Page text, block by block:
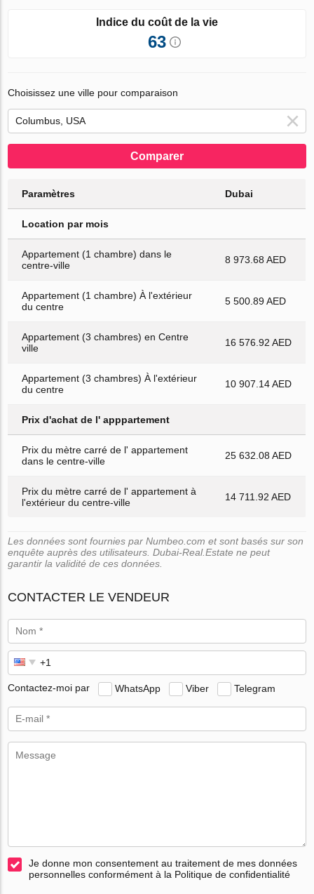
Indice du coût de la vie
63
Choisissez une ville pour comparaison
Comparer
Paramètres Dubai
Location par mois
Appartement (1 chambre) dans le
centre-ville
8 973.68 AED
Appartement (1 chambre) À l'extérieur
du centre
5 500.89 AED
Appartement (3 chambres) en Centre
ville
16 576.92 AED
Appartement (3 chambres) À l'extérieur
du centre
10 907.14 AED
Prix d'achat de l' apppartement
Prix du mètre carré de l' appartement
dans le centre-ville
25 632.08 AED
Prix du mètre carré de l' appartement à
l'extérieur du centre-ville
14 711.92 AED
Les données sont fournies par Numbeo.com et sont basés sur son
enquête auprès des utilisateurs. Dubai-Real.Estate ne peut
garantir la validité de ces données.
CONTACTER LE VENDEUR
Contactez-moi par WhatsApp Viber Telegram
Je donne mon consentement au traitement de mes données
personnelles conformément à la Politique de confidentialité